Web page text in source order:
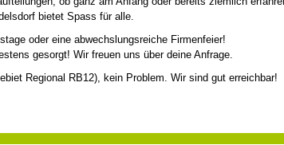
bietet Spass für alle.
oder eine abwechslungsreiche Firmenfeier!
gesorgt! Wir freuen uns über deine Anfrage.
Regional RB12), kein Problem. Wir sind gut erreichbar!